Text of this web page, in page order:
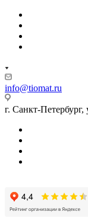
info@tiomat.ru
г. Санкт-